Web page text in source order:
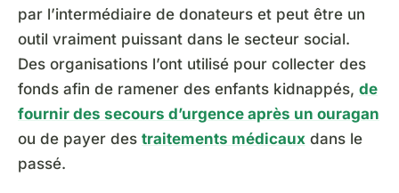
par l’intermédiaire de donateurs et peut être un
outil vraiment puissant dans le secteur social.
Des organisations l’ont utilisé pour collecter des
fonds afin de ramener des enfants kidnappés, de
fournir des secours d’urgence après un ouragan
ou de payer des traitements médicaux dans le
passé.